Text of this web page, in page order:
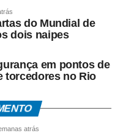
do Mundial de
dois naipes
em pontos de
torcedores no Rio
atrás